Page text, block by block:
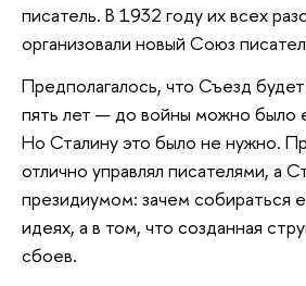
писатель. В 1932 году их всех
организовали новый Союз
Предполагалось, что Съезд
пять лет — до войны можно было
Но Сталину это было не нужно.
отлично управлял писателями, а
президиумом: зачем собираться
идеях, а в том, что созданная
сбоев.